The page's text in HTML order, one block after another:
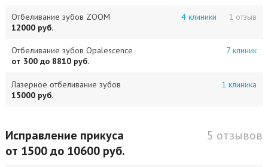
Отбеливание зубов ZOOM 1 отзыв
4 клиники
12000 руб.
Отбеливание зубов Opalescence
7 клиник
от 300 до 8810 руб.
Лазерное отбеливание зубов
1 клиника
15000 руб.
Исправление прикуса
5 отзывов
от 1500 до 10600 руб.